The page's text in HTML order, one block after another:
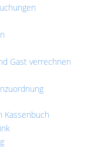
Gast verrechnen
Kassenbuch